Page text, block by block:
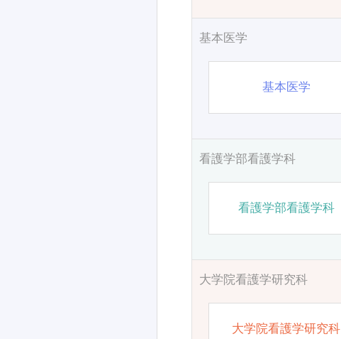
基本医学
基本医学
看護学部看護学科
看護学部看護学科
大学院看護学研究科
大学院看護学研究科